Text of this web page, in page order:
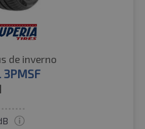
de inverno
3PMSF